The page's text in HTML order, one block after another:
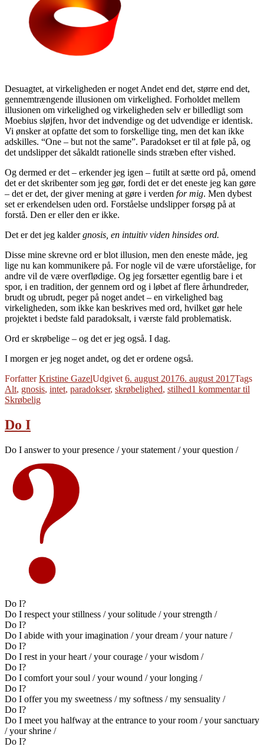
Desuagtet, at virkeligheden er noget Andet end det, større end det,
gennemtrængende illusionen om virkelighed. Forholdet mellem
illusionen om virkelighed og virkeligheden selv er billedligt som
Moebius sløjfen, hvor det indvendige og det udvendige er identisk.
Vi ønsker at opfatte det som to forskellige ting, men det kan ikke
adskilles. “One – but not the same”. Paradokset er til at føle på, og
det undslipper det såkaldt rationelle sinds stræben efter vished.
Og dermed er det – erkender jeg igen – futilt at sætte ord på, omend
det er det skribenter som jeg gør, fordi det er det eneste jeg kan gøre
– det er det, der giver mening at gøre i verden for mig. Men dybest
set er erkendelsen uden ord. Forståelse undslipper forsøg på at
forstå. Den er eller den er ikke.
Det er det jeg kaldergnosis, en intuitiv viden hinsides ord.
Disse mine skrevne ord er blot illusion, men den eneste måde, jeg
lige nu kan kommunikere på. For nogle vil de være uforståelige, for
andre vil de være overflødige. Og jeg forsætter egentlig bare i et
spor, i en tradition, der gennem ord og i løbet af flere århundreder,
brudt og ubrudt, peger på noget andet – en virkelighed bag
virkeligheden, som ikke kan beskrives med ord, hvilket gør hele
projektet i bedste fald paradoksalt, i værste fald problematisk.
Ord er skrøbelige – og det er jeg også. I dag.
I morgen er jeg noget andet, og det er ordene også.
ForfatterKristine GazelUdgivet 6. august 20176. august 2017Tags
Alt, gnosis, intet, paradokser, skrøbelighed, stilhed1 kommentartil
Skrøbelig
Do I
Do I answer to your presence / your statement / your question /
Do I?
Do I respect your stillness / your solitude / your strength /
Do I?
Do I abide with your imagination / your dream / your nature /
Do I?
Do I rest in your heart / your courage / your wisdom /
Do I?
Do I comfort your soul / your wound / your longing /
Do I?
Do I offer you my sweetness / my softness / my sensuality /
Do I?
Do I meet you halfway at the entrance to your room / your sanctuary
/ your shrine /
Do I?